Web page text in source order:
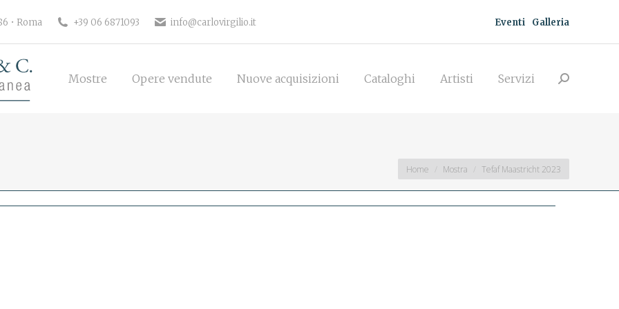
• Roma +39 06 6871093 info@carlovirgilio.it Eventi Galleria
Mostre Opere vendute Nuove acquisizioni Cataloghi Artisti Servizi Search:
You are here:
Home Mostra Tefaf Maastricht 2023